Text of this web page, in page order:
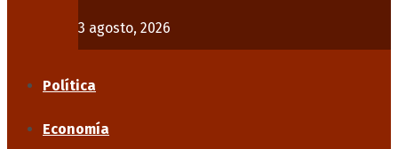
3 agosto, 2026
Política
Economía